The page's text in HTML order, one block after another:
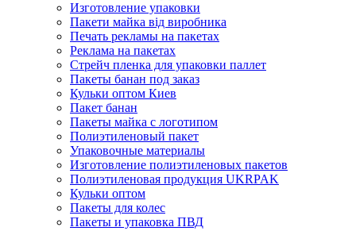
Изготовление упаковки
Пакети майка від виробника
Печать рекламы на пакетах
Реклама на пакетах
Стрейч пленка для упаковки паллет
Пакеты банан под заказ
Кульки оптом Киев
Пакет банан
Пакеты майка с логотипом
Полиэтиленовый пакет
Упаковочные материалы
Изготовление полиэтиленовых пакетов
Полиэтиленовая продукция UKRPAK
Кульки оптом
Пакеты для колес
Пакеты и упаковка ПВД